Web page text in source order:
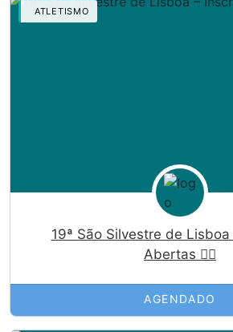
ATLETISMO
19ª São Silvestre de
Abertas 🏃‍♀️
AGENDADO